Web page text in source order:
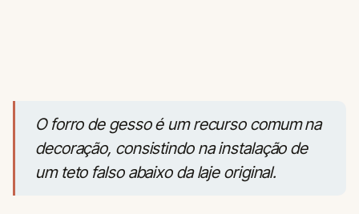
O forro de gesso é um recurso comum na
decoração, consistindo na instalação de
um teto falso abaixo da laje original.